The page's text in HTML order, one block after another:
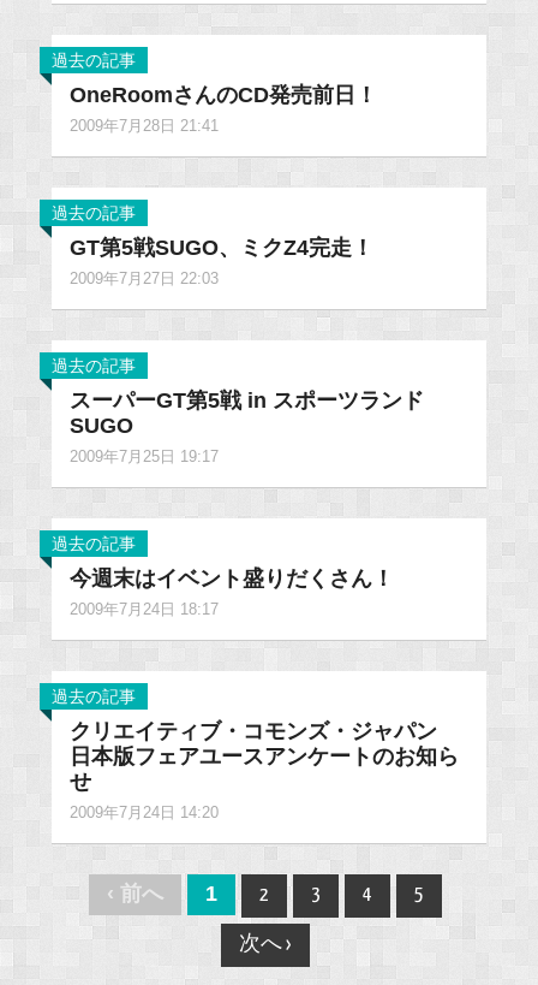
過去の記事
OneRoomさんのCD発売前日！
2009年7月28日 21:41
過去の記事
GT第5戦SUGO、ミクZ4完走！
2009年7月27日 22:03
過去の記事
スーパーGT第5戦 in スポーツランド
SUGO
2009年7月25日 19:17
過去の記事
今週末はイベント盛りだくさん！
2009年7月24日 18:17
過去の記事
クリエイティブ・コモンズ・ジャパン
日本版フェアユースアンケートのお知ら
せ
2009年7月24日 14:20
Post
navigation
‹ 前へ 1 2 3 4 5
次へ ›